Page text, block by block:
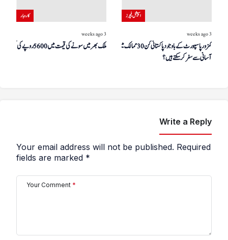
کاروبار
3 weeks ago
ملک بھر میں سونے کی قیمت میں 5600 روپے کی کمی
اسپیشل فیچرز
3 weeks ago
کمزور پاسپورٹ کے باوجود پاکستانی کن 30 ممالک میں
آسانی سے سفر کر سکتے ہیں؟
Write a Reply
Your email address will not be published. Required
fields are marked *
Your Comment *